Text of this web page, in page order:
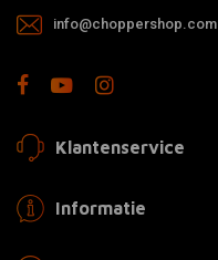
info@choppershop.com
Klantenservice
Informatie